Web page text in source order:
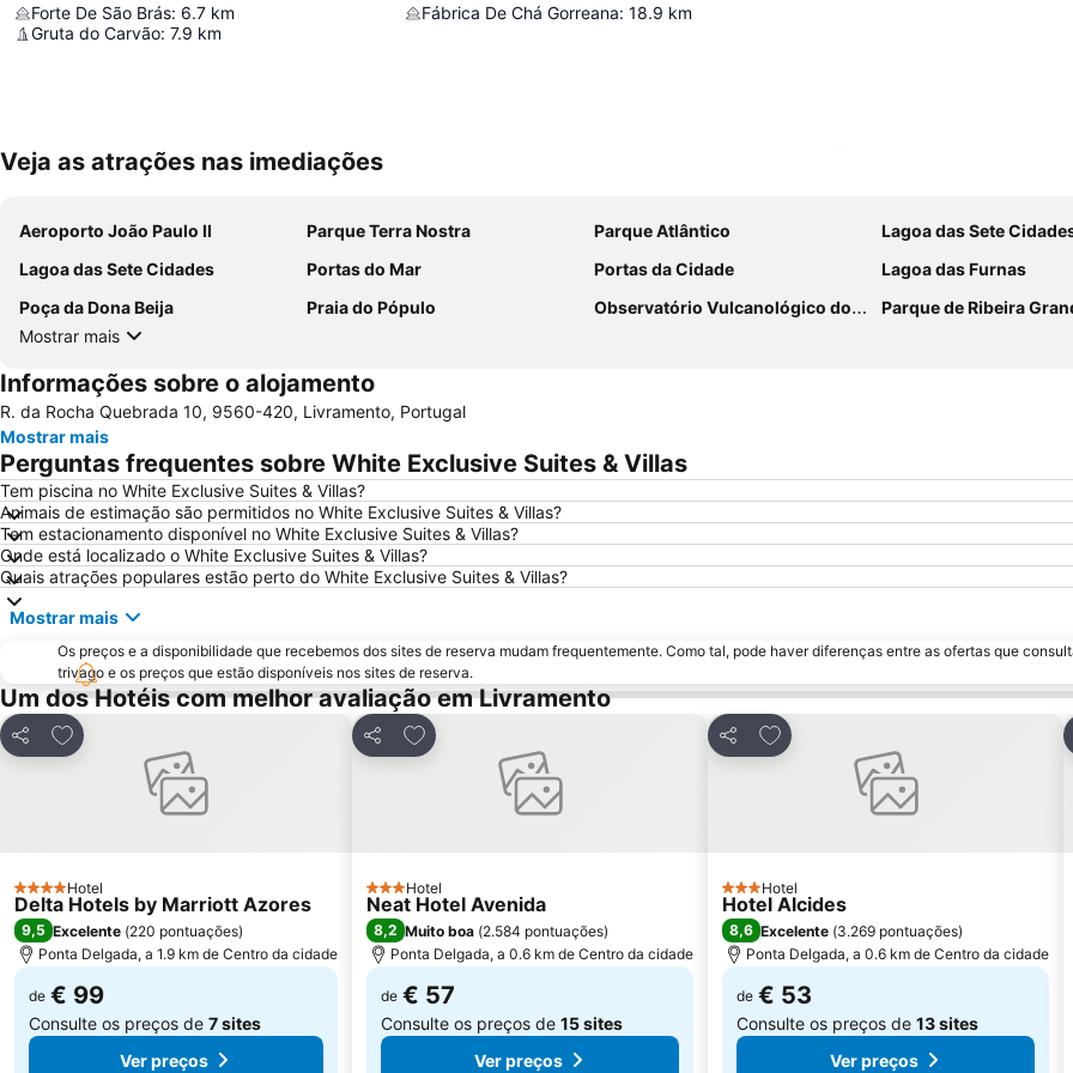
Forte De São Brás: 6.7 km
Gruta do Carvão: 7.9 km
Fábrica De Chá Gorreana: 18.9 km
Veja as atrações nas imediações
Aeroporto João Paulo II Parque Terra Nostra Parque Atlântico
Lagoa das Sete
Lagoa das Sete Cidades
Portas do Mar Portas da Cidade
Lagoa das Furnas
Poça da Dona Beija
Praia do Pópulo Observatório Vulcanológico dos Açores
Parque de Ribeira
Mostrar mais
Informações sobre o alojamento
R. da Rocha Quebrada 10, 9560-420, Livramento, Portugal
Mostrar mais
Perguntas frequentes sobre White Exclusive Suites & Villas
Tem piscina no White Exclusive Suites & Villas?
Animais de estimação são permitidos no White Exclusive Suites & Villas?
Tem estacionamento disponível no White Exclusive Suites & Villas?
Onde está localizado o White Exclusive Suites & Villas?
Quais atrações populares estão perto do White Exclusive Suites & Villas?
Mostrar mais
Os preços e a disponibilidade que recebemos dos sites de reserva mudam frequentemente. Como tal, pode haver diferenças entre as ofertas que
trivago e os preços que estão disponíveis nos sites de reserva.
Um dos Hotéis com melhor avaliação em Livramento
Partilhar
Adicionar aos favoritos
4 Estrelas
Hotel
Delta Hotels by Marriott Azores
9,5 Excelente (220 pontuações)
Ponta Delgada, a 1.9 km de Centro da cidade
de € 99
Consulte os preços de 7 sites
Ver preços
Partilhar
Adicionar aos favoritos
3 Estrelas
Hotel
Neat Hotel Avenida
8,2 Muito boa (2.584 pontuações)
Ponta Delgada, a 0.6 km de Centro da cidade
de € 57
Consulte os preços de 15 sites
Ver preços
Partilhar
Adicionar aos favoritos
3 Estrelas
Hotel
Hotel Alcides
8,6 Excelente (3.269 pontuações)
Ponta Delgada, a 0.6 km de Centro da cidade
de € 53
Consulte os preços de 13 sites
Ver preços